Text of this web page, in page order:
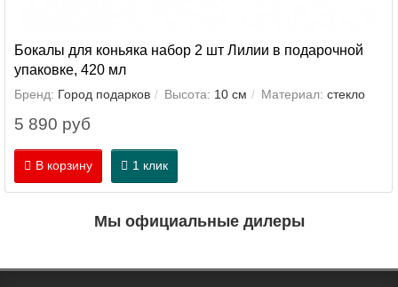
Бокалы для коньяка набор 2 шт Лилии в подарочной
упаковке, 420 мл
Бренд: Город подарков Высота: 10 см Материал: стекло
5 890 руб
В корзину 1 клик
Мы официальные дилеры